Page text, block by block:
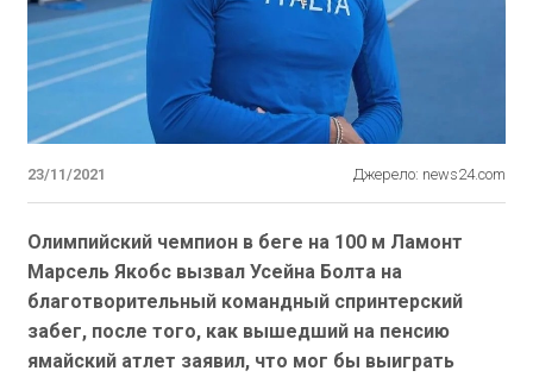
23/11/2021 Джерело: news24.com
Олимпийский чемпион в беге на 100 м Ламонт
Марсель Якобс вызвал Усейна Болта на
благотворительный командный спринтерский
забег, после того, как вышедший на пенсию
ямайский атлет заявил, что мог бы выиграть